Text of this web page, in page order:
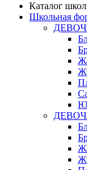
Каталог
Школьная